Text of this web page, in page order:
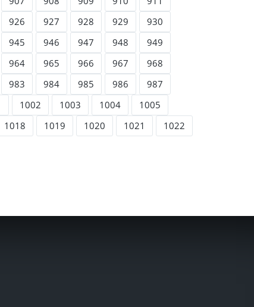
926 927 928 929
930
945 946 947 948
949
964 965 966 967
968
983 984 985 986
987
1002 1003 1004
1005
1018 1019 1020 1021
1022